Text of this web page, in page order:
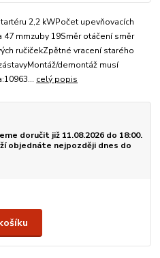
2,2 kWPočet upevňovacích
mmzuby 19Směr otáčení směr
ručičekZpětné vracení starého
demontáž musí
celý popis
doručit již 11.08.2026 do 18:00.
objednáte nejpozději dnes do